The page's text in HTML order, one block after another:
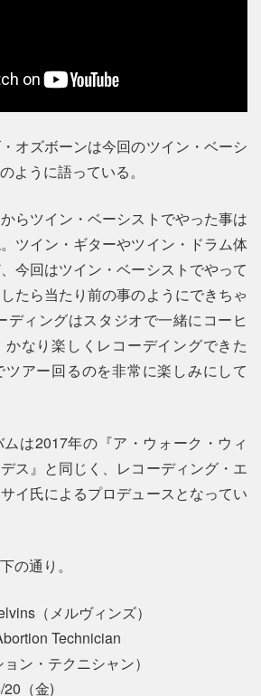
オズボーンは今回のツイン・ベーシ
ように語っている。
らツイン・ベーシストでやった事は
ツイン・ギターやツイン・ドラム体
今回はツイン・ベーシストでやって
たら当たり前の事のようにできちゃ
ディングはスタジオで一緒にコーヒ
なり楽しくレコーデイングできた
アー回るのを非常に楽しみにして
は2017年の『ア・ウォーク・ウィ
ス』と同じく、レコーディング・エ
イ氏によるプロデュースとなってい
の通り。
（メルヴィンズ）
Technician
ン・テクニシャン）
（金)